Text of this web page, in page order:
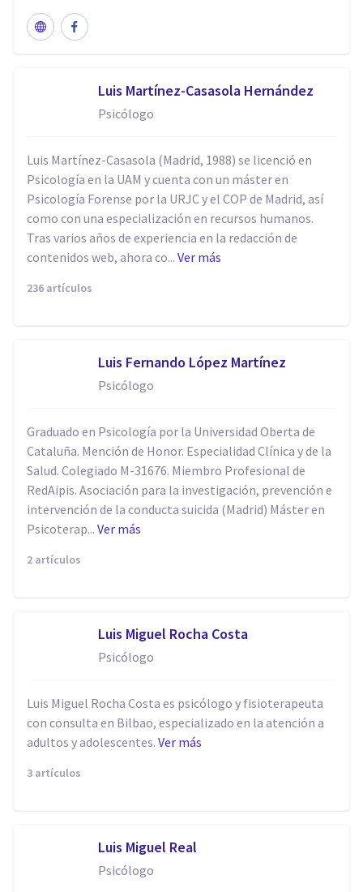
Luis Martínez-Casasola Hernández
Psicólogo
Luis Martínez-Casasola (Madrid, 1988) se licenció en
Psicología en la UAM y cuenta con un máster en
Psicología Forense por la URJC y el COP de Madrid, así
como con una especialización en recursos humanos.
Tras varios años de experiencia en la redacción de
contenidos web, ahora co... Ver más
236 artículos
Luis Fernando López Martínez
Psicólogo
Graduado en Psicología por la Universidad Oberta de
Cataluña. Mención de Honor. Especialidad Clínica y de la
Salud. Colegiado M-31676. Miembro Profesional de
RedAipis. Asociación para la investigación, prevención e
intervención de la conducta suicida (Madrid) Máster en
Psicoterap... Ver más
2 artículos
Luis Miguel Rocha Costa
Psicólogo
Luis Miguel Rocha Costa es psicólogo y fisioterapeuta
con consulta en Bilbao, especializado en la atención a
adultos y adolescentes. Ver más
3 artículos
Luis Miguel Real
Psicólogo